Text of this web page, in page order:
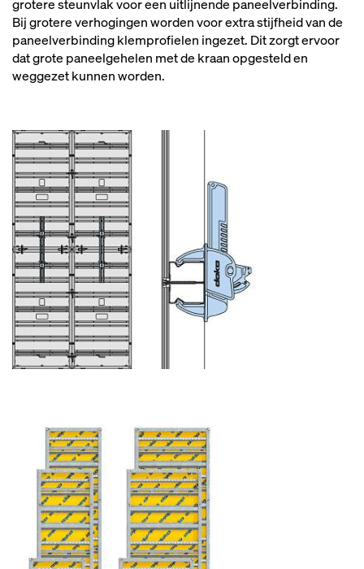
grotere steunvlak voor een uitlijnende paneelverbinding.
Bij grotere verhogingen worden voor extra stijfheid van de
paneelverbinding klemprofielen ingezet. Dit zorgt ervoor
dat grote paneelgehelen met de kraan opgesteld en
weggezet kunnen worden.